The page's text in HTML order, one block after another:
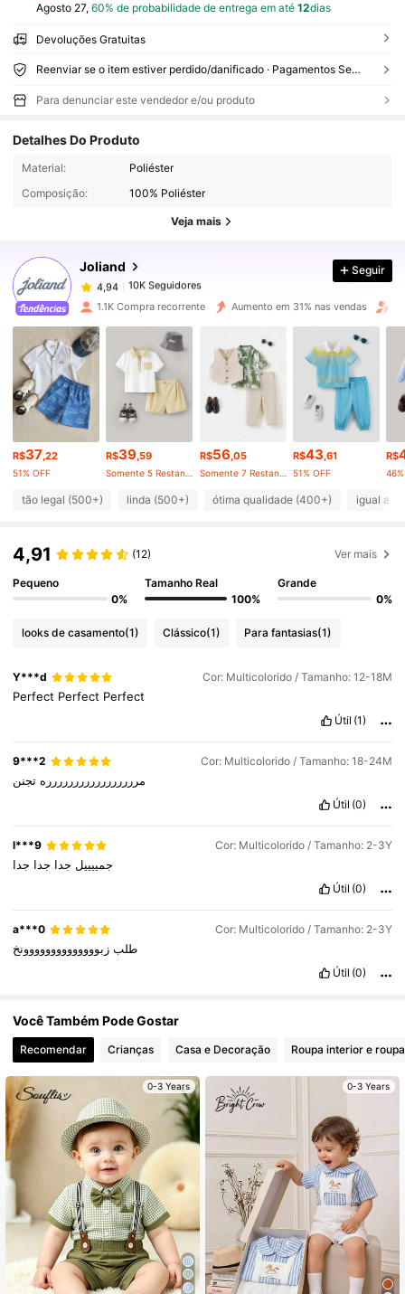
Agosto 27, 60% de probabilidade de entrega em até 12dias
Devoluções Gratuitas
Reenviar se o item estiver perdido/danificado · Pagamentos Seguros · Proteção de privacidade
Para denunciar este vendedor e/ou produto
Detalhes Do Produto
Material:
Poliéster
Composição:
100% Poliéster
Veja mais
Joliand
10K Seguidores
10K Seguidores
4,94
10K Seguidores
a***4
pago1 dia atrás
4,94 10K Seguidores
10K Seguidores
4,94 10K Seguidores
4,94 10K Seguidores
4,94 10K Seguidores
Seguir
1.1K Compra recorrente Aumento em 31% nas vendas
R$37 ,22
51% OFF
R$39 ,59
Somente 5 Restante
R$56 ,05
Somente 7 Restante
R$43 ,61
51% OFF
R$
tão legal (500+) linda (500+) ótima qualidade (400+) igual a
4,91 (12) Ver mais
Pequeno
0%
Tamanho Real
100%
Grande
0%
looks de casamento(1) Clássico(1) Para fantasias(1)
Y***d Cor: Multicolorido / Tamanho: 12-18M
Perfect Perfect Perfect
Útil (1)
9***2 Cor: Multicolorido / Tamanho: 18-24M
مررررررررررررررررره تجنن
Útil (0)
l***9 Cor: Multicolorido / Tamanho: 2-3Y
جمييييل جدا جدا جدا
Útil (0)
a***0 Cor: Multicolorido / Tamanho: 2-3Y
طلب زبوووووووووووووونخ
Útil (0)
Você Também Pode Gostar
Recomendar Crianças Casa e Decoração Roupa interior e
0-3 Years 0-3 Years